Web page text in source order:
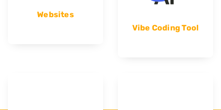
Websites
Vibe Coding Tool